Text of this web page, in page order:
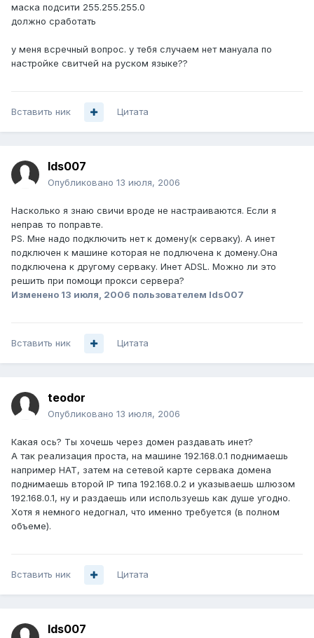
маска подсити 255.255.255.0
должно сработать
у меня всречный вопрос. у тебя случаем нет мануала по
настройке свитчей на руском языке??
Вставить ник Цитата
lds007
Опубликовано 13 июля, 2006
Насколько я знаю свичи вроде не настраиваются. Если я
неправ то поправте.
PS. Мне надо подключить нет к домену(к серваку). А инет
подключен к машине которая не подлючена к домену.Она
подключена к другому серваку. Инет ADSL. Можно ли это
решить при помощи прокси сервера?
Изменено 13 июля, 2006 пользователем lds007
Вставить ник Цитата
teodor
Опубликовано 13 июля, 2006
Какая ось? Ты хочешь через домен раздавать инет?
А так реализация проста, на машине 192.168.0.1 поднимаешь
например НАТ, затем на сетевой карте сервака домена
поднимаешь второй IP типа 192.168.0.2 и указываешь шлюзом
192.168.0.1, ну и раздаешь или используешь как душе угодно.
Хотя я немного недогнал, что именно требуется (в полном
объеме).
Вставить ник Цитата
lds007